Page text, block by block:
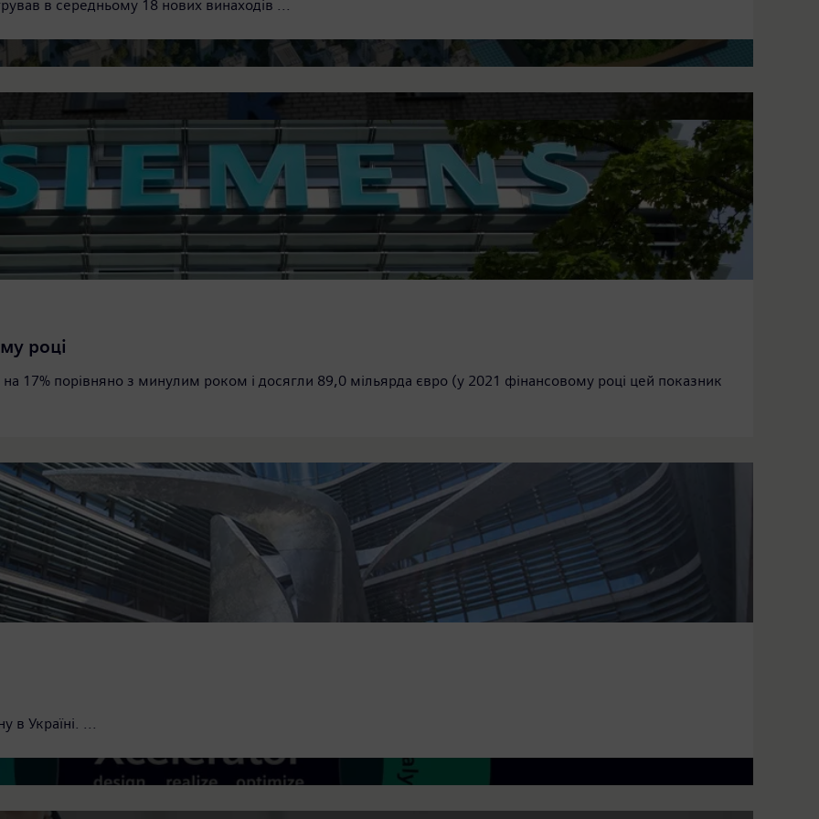
в середньому 18 нових винаходів ...
ракетні та мінометні обстріли зазнав часткових руйнувань очисних споруд ...
році
17% порівняно з минулим роком і досягли 89,0 мільярда євро (у 2021 фінансовому році цей показник
в Україні. ...
відкриту цифрову бізнес-платформу для прискорення цифрової трансформації
портфель обладнання, програмного забезпечення та цифрових послуг на основі Інтернету речей (IoT)
ДП «Сіменс Україна» обіймає д.т.н. Боряна Манолова, яка одночасно відповідає за три країни: Болгарію,